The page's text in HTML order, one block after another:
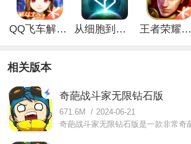
QQ飞车解锁版无限钻石最新版 从细胞到奇点手游 王者荣耀无限点券解锁版
相关版本
奇葩战斗家无限钻石版
671.6M / 2024-06-21